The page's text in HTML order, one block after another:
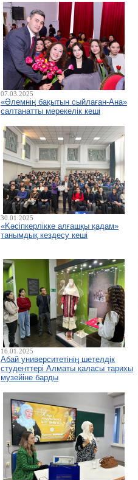
07.03.2025
«Әлемнің бақытын сыйлаған-Ана»
салтанатты мерекелік кеші
30.01.2025
«Kәсіпкерлікке алғашқы қадам»
танымдық кездесу кеші
16.01.2025
Абай университетінің шетелдік
студенттері Алматы қаласы тарихы
музейіне барды